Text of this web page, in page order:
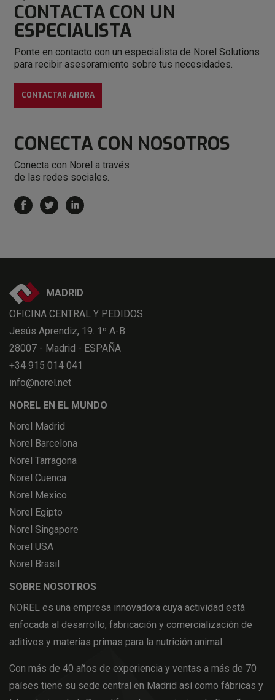
CONTACTA CON UN
ESPECIALISTA
Ponte en contacto con un especialista de Norel Solutions
para recibir asesoramiento sobre tus necesidades.
CONTACTAR AHORA
CONECTA CON NOSOTROS
Conecta con Norel a través
de las redes sociales.
MADRID
OFICINA CENTRAL Y PEDIDOS
Jesús Aprendiz, 19. 1º A-B
28007 - Madrid - ESPAÑA
+34 915 014 041
info@norel.net
NOREL EN EL MUNDO
Norel Madrid
Norel Barcelona
Norel Tarragona
Norel Cuenca
Norel Mexico
Norel Egipto
Norel Singapore
Norel USA
Norel Brasil
SOBRE NOSOTROS
NOREL es una empresa innovadora cuya actividad está
enfocada al desarrollo, fabricación y comercialización de
aditivos y materias primas para la nutrición animal.
Con más de 40 años de experiencia y ventas a más de 70
países tiene su sede central en Madrid así como fábricas y